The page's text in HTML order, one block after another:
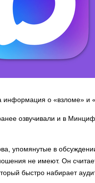
информация о «взломе» и
озвучивали и в
упомянутые в
не имеют. Он
быстро набирает